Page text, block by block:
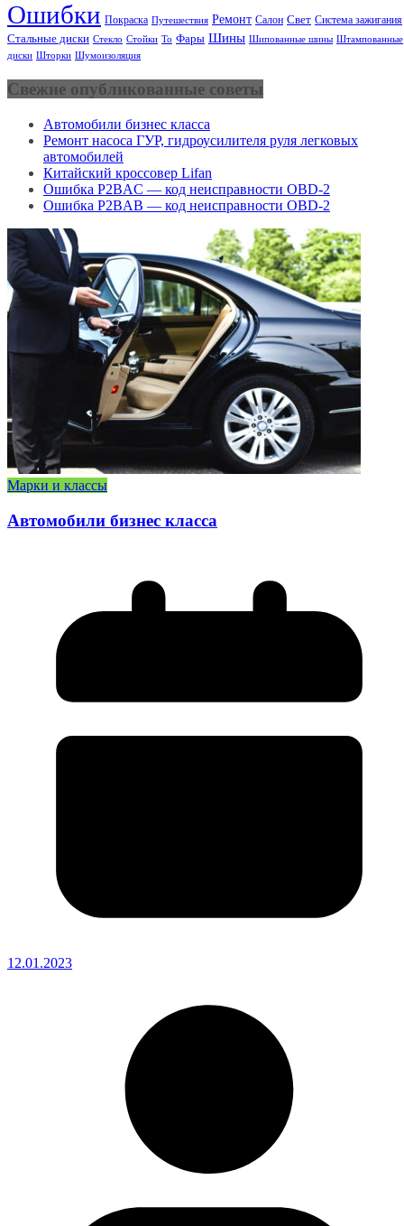
Ошибки Покраска Путешествия Ремонт Салон Свет Система зажигания
Стальные диски Стекло Стойки То Фары Шины Шипованные шины Штампованные
диски Шторки Шумоизоляция
Свежие опубликованные советы
Автомобили бизнес класса
Ремонт насоса ГУР, гидроусилителя руля легковых
автомобилей
Китайский кроссовер Lifan
Ошибка P2BAC — код неисправности OBD-2
Ошибка P2BAB — код неисправности OBD-2
Марки и классы
Автомобили бизнес класса
12.01.2023